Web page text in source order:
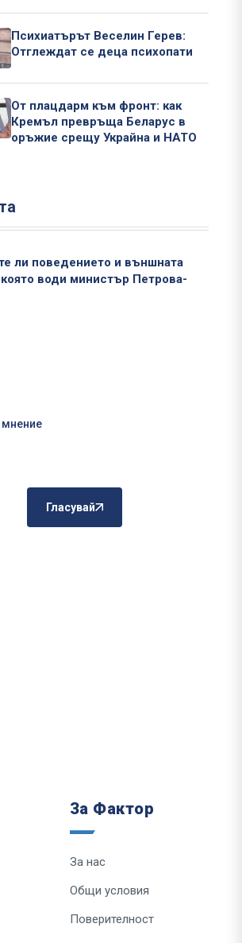
Психиатърът Веселин Герев:
Отглеждат се деца психопати
От плацдарм към фронт: как
Кремъл превръща Беларус в
оръжие срещу Украйна и НАТО
ли поведението и външната
води министър Петрова-
Гласувай
За Фактор
За нас
Общи условия
Поверителност